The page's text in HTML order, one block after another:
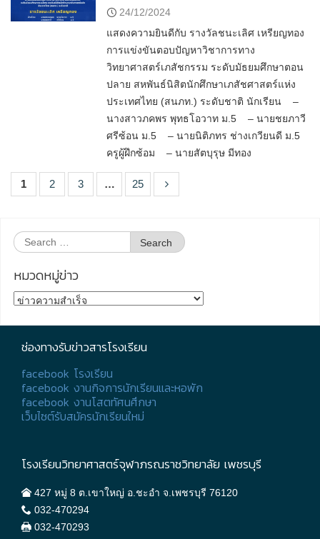
24/12/2024
แสดงความยินดีกับ รางวัลชนะเลิศ เหรียญทอง
การแข่งขันตอบปัญหาวิชาการทาง
วิทยาศาสตร์เภสัชกรรม ระดับมัธยมศึกษาตอน
ปลาย สหพันธ์นิสิตนักศึกษาเภสัชศาสตร์แห่ง
ประเทศไทย (สนภท.) ระดับชาติ นักเรียน –
นางสาวภคพร พุทธโอวาท ม.5 – นายชยภาวี
ศรีซ้อน ม.5 – นายนิติภทร ช่างเกวียนดี ม.5
ครูผู้ฝึกซ้อม – นายสัตบุรุษ มีทอง
1 2 3 … 25
Search
for:
หมวดหมู่ข่าว
หมวด
ช่องทางรับข่าวสารโรงเรียน
facebook โรงเรียน
facebook งานกิจการนักเรียนและหอพัก
facebook งานโสตทัศนศึกษา
เว็บไซต์รับสมัครนักเรียนใหม่
โรงเรียนวิทยาศาสตร์จุฬาภรณราชวิทยาลัย เพชรบุรี
427 หมู่ 8 ต.เขาใหญ่ อ.ชะอำ จ.เพชรบุรี 76120
032-470294
032-470293